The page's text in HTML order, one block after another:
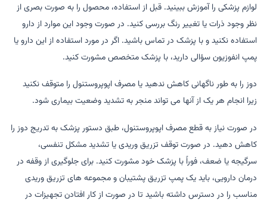
لوازم پزشکی را آموزش ببینید. قبل از استفاده، محصول را به صورت بصری از
نظر وجود ذرات یا تغییر رنگ بررسی کنید. در صورت وجود این موارد از دارو
استفاده نکنید و با پزشک در تماس باشید. اگر در مورد استفاده از این دارو یا
پمپ انفوزیون سؤالی دارید، با پزشک متخصص مشورت کنید.
دوز را به طور ناگهانی کاهش ندهید یا مصرف اپوپروستنول را متوقف نکنید
زیرا انجام هر یک از آنها می تواند منجر به تشدید وضعیت بیماری شود.
در صورت نیاز به قطع مصرف اپوپروستنول، طبق دستور پزشک به تدریج دوز را
کاهش دهید. در صورت توقف تزریق وریدی یا تشدید مشکل تنفسی،
سرگیجه یا ضعف، فوراً با پزشک خود مشورت کنید. برای جلوگیری از وقفه در
درمان دارویی، باید یک پمپ تزریق پشتیبان و مجموعه های تزریق وریدی
مناسب را در دسترس داشته باشید تا در صورت از کار افتادن تجهیزات در